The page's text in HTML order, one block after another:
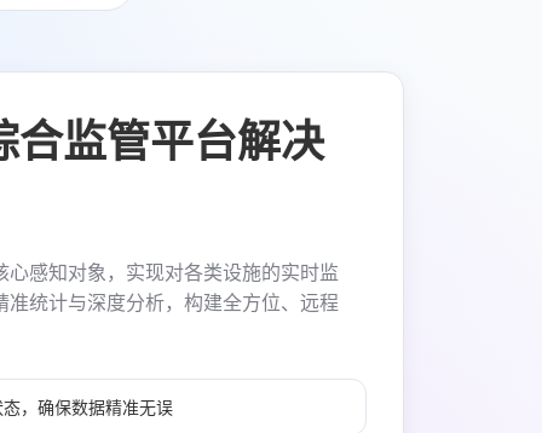
合监管平台解决
感知对象，实现对各类设施的实时监
统计与深度分析，构建全方位、远程
，确保数据精准无误